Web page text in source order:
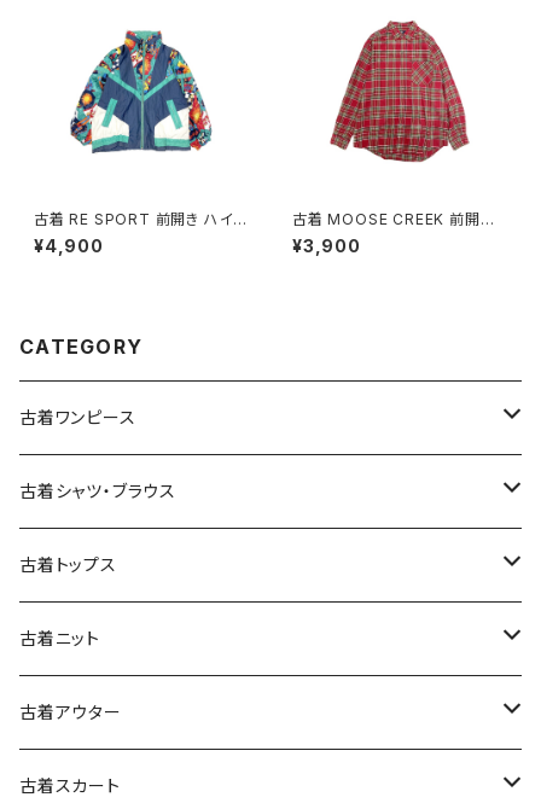
古着 RE SPORT 前開き ハイ
ネック 総柄 ナイロン 長袖 アウ
ター ヘビージャケット 緑 紺 (tt
¥4,900
古着 MOOSE CREEK 前開き
チェック柄 コットン100％ フラン
ネル 長袖 シャツ 赤 (ttu25090
¥3,900
CATEGORY
古着ワンピース
古着長袖ワンピース
古着半袖ワンピース
古着ノースリーブワンピース
古着キャミソールワンピース
古着ベアトップワンピース
古着シャツ・ブラウス
古着長袖シャツ・ブラウス
古着半袖シャツ・ブラウス
古着ノースリーブシャツ・ブラウス
古着トップス
古着スウェット&パーカー
古着スウェット
古着パーカー
古着プルオーバー
古着長袖プルオーバー
古着Ｔシャツ
古着ニット
古着セーター
古着カーディガン
古着アウター
古着ライトジャケット
古着スカート